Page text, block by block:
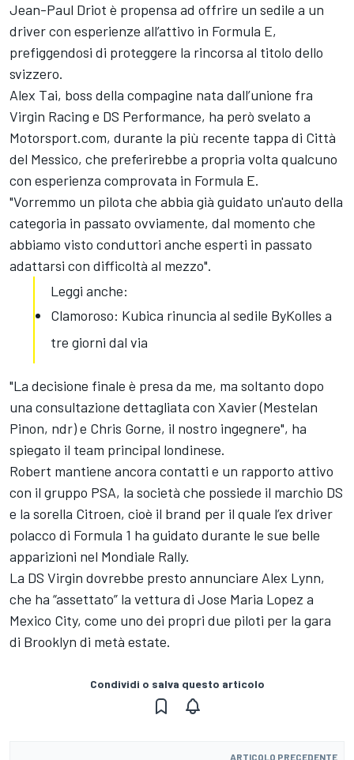
Jean-Paul Driot è propensa ad offrire un sedile a un
driver con esperienze all’attivo in Formula E,
prefiggendosi di proteggere la rincorsa al titolo dello
svizzero.
Alex Tai, boss della compagine nata dall’unione fra
Virgin Racing e DS Performance, ha però svelato a
Motorsport.com, durante la più recente tappa di Città
del Messico, che preferirebbe a propria volta qualcuno
con esperienza comprovata in Formula E.
"Vorremmo un pilota che abbia già guidato un'auto della
categoria in passato ovviamente, dal momento che
abbiamo visto conduttori anche esperti in passato
adattarsi con difficoltà al mezzo".
Leggi anche:
Clamoroso: Kubica rinuncia al sedile ByKolles a
tre giorni dal via
"La decisione finale è presa da me, ma soltanto dopo
una consultazione dettagliata con Xavier (Mestelan
Pinon, ndr) e Chris Gorne, il nostro ingegnere", ha
spiegato il team principal londinese.
Robert mantiene ancora contatti e un rapporto attivo
con il gruppo PSA, la società che possiede il marchio DS
e la sorella Citroen, cioè il brand per il quale l’ex driver
polacco di Formula 1 ha guidato durante le sue belle
apparizioni nel Mondiale Rally.
La DS Virgin dovrebbe presto annunciare Alex Lynn,
che ha “assettato” la vettura di Jose Maria Lopez a
Mexico City, come uno dei propri due piloti per la gara
di Brooklyn di metà estate.
Condividi o salva questo articolo
ARTICOLO PRECEDENTE